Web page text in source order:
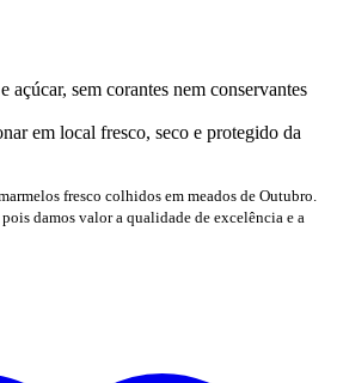
açúcar, sem corantes nem conservantes
em local fresco, seco e protegido da
fresco colhidos em meados de Outubro.
damos valor a qualidade de excelência e a